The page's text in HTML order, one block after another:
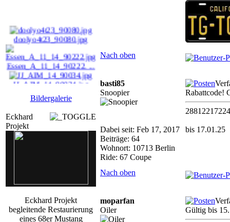
doolyo4t23_90080.jpg
Essen_A_11_14_90222. ...
JJ_AIM_14_90034.jpg
tmcb_90256.jpg
Bildergalerie
Eckhard
Projekt
Eckhard Projekt
begleitende Restaurierung
eines 68er Mustang
Nach oben
basti85
Snoopier
Dabei seit: Feb 17, 2017
Beiträge: 64
Wohnort: 10713 Berlin
Ride: 67 Coupe
Rabattcode!
bis 17.01.25
Nach oben
moparfan
Oiler
Gültig bis